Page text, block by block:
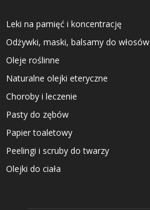
Leki na pamięć i koncentrację
Odżywki, maski, balsamy do włosów
Oleje roślinne
Naturalne olejki eteryczne
Choroby i leczenie
Pasty do zębów
Papier toaletowy
Peelingi i scruby do twarzy
Olejki do ciała